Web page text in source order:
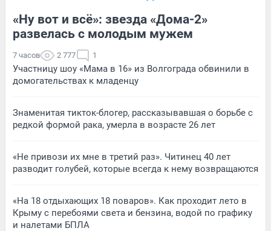
«Ну вот и всё»: звезда «Дома-2»
развелась с молодым мужем
7 часов 2 777 1
Участницу шоу «Мама в 16» из Волгограда обвинили в
домогательствах к младенцу
Знаменитая тикток-блогер, рассказывавшая о борьбе с
редкой формой рака, умерла в возрасте 26 лет
«Не привози их мне в третий раз». Читинец 40 лет
разводит голубей, которые всегда к нему возвращаются
«На 18 отдыхающих 18 поваров». Как проходит лето в
Крыму с перебоями света и бензина, водой по графику
и налетами БПЛА